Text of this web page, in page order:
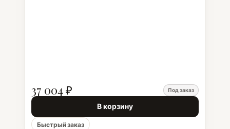
37 004 ₽ Под заказ
В корзину
Быстрый заказ